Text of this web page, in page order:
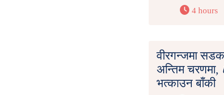
4 hours
वीरगन्जमा
अन्तिम
भत्काउन बाँकी